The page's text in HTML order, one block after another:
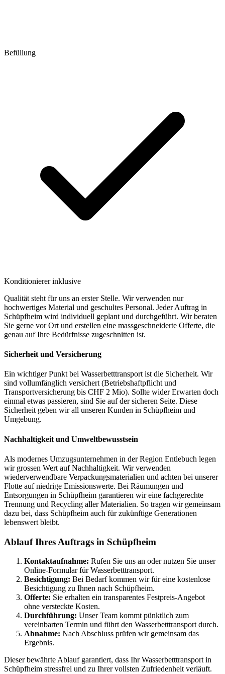
Befüllung
Konditionierer inklusive
Qualität steht für uns an erster Stelle. Wir verwenden nur
hochwertiges Material und geschultes Personal. Jeder Auftrag in
Schüpfheim wird individuell geplant und durchgeführt. Wir beraten
Sie gerne vor Ort und erstellen eine massgeschneiderte Offerte, die
genau auf Ihre Bedürfnisse zugeschnitten ist.
Sicherheit und Versicherung
Ein wichtiger Punkt bei Wasserbetttransport ist die Sicherheit. Wir
sind vollumfänglich versichert (Betriebshaftpflicht und
Transportversicherung bis CHF 2 Mio). Sollte wider Erwarten doch
einmal etwas passieren, sind Sie auf der sicheren Seite. Diese
Sicherheit geben wir all unseren Kunden in Schüpfheim und
Umgebung.
Nachhaltigkeit und Umweltbewusstsein
Als modernes Umzugsunternehmen in der Region Entlebuch legen
wir grossen Wert auf Nachhaltigkeit. Wir verwenden
wiederverwendbare Verpackungsmaterialien und achten bei unserer
Flotte auf niedrige Emissionswerte. Bei Räumungen und
Entsorgungen in Schüpfheim garantieren wir eine fachgerechte
Trennung und Recycling aller Materialien. So tragen wir gemeinsam
dazu bei, dass Schüpfheim auch für zukünftige Generationen
lebenswert bleibt.
Ablauf Ihres Auftrags in Schüpfheim
Kontaktaufnahme: Rufen Sie uns an oder nutzen Sie unser
Online-Formular für Wasserbetttransport.
Besichtigung: Bei Bedarf kommen wir für eine kostenlose
Besichtigung zu Ihnen nach Schüpfheim.
Offerte: Sie erhalten ein transparentes Festpreis-Angebot
ohne versteckte Kosten.
Durchführung: Unser Team kommt pünktlich zum
vereinbarten Termin und führt den Wasserbetttransport durch.
Abnahme: Nach Abschluss prüfen wir gemeinsam das
Ergebnis.
Dieser bewährte Ablauf garantiert, dass Ihr Wasserbetttransport in
Schüpfheim stressfrei und zu Ihrer vollsten Zufriedenheit verläuft.